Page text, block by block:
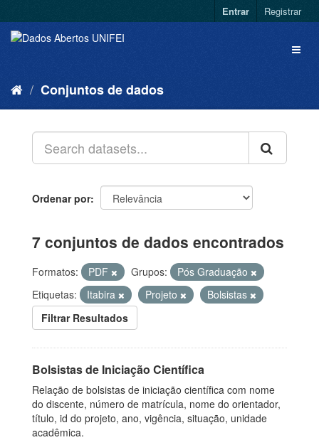
Entrar Registrar
Conjuntos de dados
Ordenar por
7 conjuntos de dados encontrados
Formatos: PDF Grupos:
Pós Graduação
Etiquetas:
Itabira Projeto
Bolsistas
Filtrar Resultados
Bolsistas de Iniciação Científica
Relação de bolsistas de iniciação científica com nome
do discente, número de matrícula, nome do orientador,
título, id do projeto, ano, vigência, situação, unidade
acadêmica.